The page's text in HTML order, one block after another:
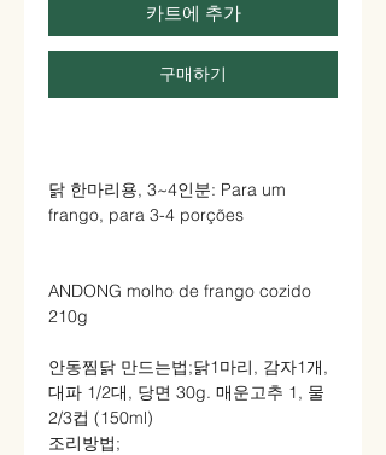
카트에 추가
구매하기
닭 한마리용, 3~4인분: Para um
frango, para 3-4 porções
ANDONG molho de frango cozido
210g
안동찜닭 만드는법;닭1마리, 감자1개,
대파 1/2대, 당면 30g. 매운고추 1, 물
2/3컵 (150ml)
조리방법;